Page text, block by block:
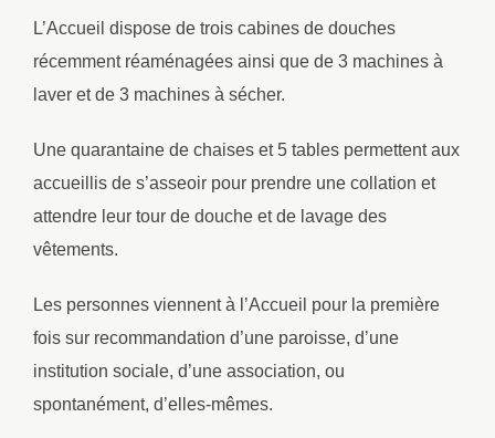
L’Accueil dispose de trois cabines de douches
récemment réaménagées ainsi que de 3 machines à
laver et de 3 machines à sécher.
Une quarantaine de chaises et 5 tables permettent aux
accueillis de s’asseoir pour prendre une collation et
attendre leur tour de douche et de lavage des
vêtements.
Les personnes viennent à l’Accueil pour la première
fois sur recommandation d’une paroisse, d’une
institution sociale, d’une association, ou
spontanément, d’elles-mêmes.